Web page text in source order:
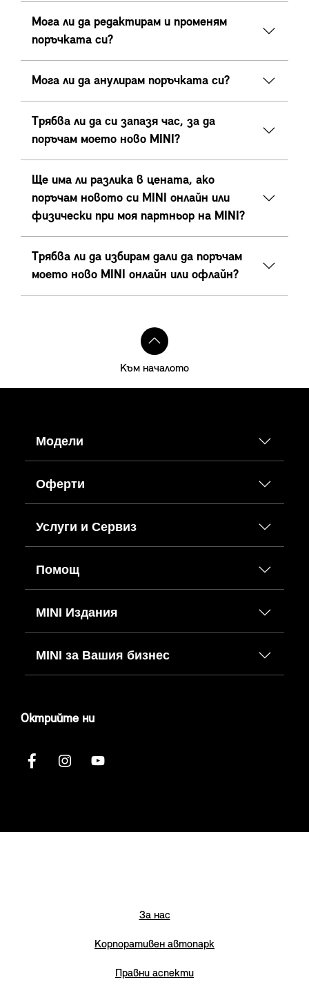
Мога ли да редактирам и променям
поръчката си?
Мога ли да анулирам поръчката си?
Трябва ли да си запазя час, за да
поръчам моето ново MINI?
Ще има ли разлика в цената, ако
поръчам новото си MINI онлайн или
физически при моя партньор на MINI?
Трябва ли да избирам дали да поръчам
моето ново MINI онлайн или офлайн?
Към началото
Модели
Оферти
Услуги и Сервиз
Помощ
MINI Издания
MINI за Вашия бизнес
Октрийте ни
За нас
Корпоративен автопарк
Правни аспекти